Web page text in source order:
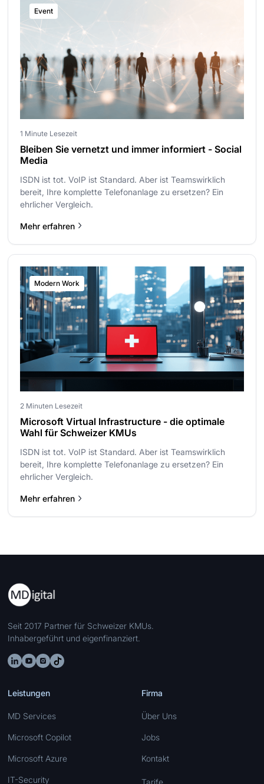
Event
1 Minute Lesezeit
Bleiben Sie vernetzt und immer informiert - Social
Media
ISDN ist tot. VoIP ist Standard. Aber ist Teamswirklich
bereit, Ihre komplette Telefonanlage zu ersetzen? Ein
ehrlicher Vergleich.
Mehr erfahren
Modern Work
2 Minuten Lesezeit
Microsoft Virtual Infrastructure - die optimale
Wahl für Schweizer KMUs
ISDN ist tot. VoIP ist Standard. Aber ist Teamswirklich
bereit, Ihre komplette Telefonanlage zu ersetzen? Ein
ehrlicher Vergleich.
Mehr erfahren
Seit 2017 Partner für Schweizer KMUs.
Inhabergeführt und eigenfinanziert.
Leistungen
MD Services
Microsoft Copilot
Microsoft Azure
IT-Security
Firma
Über Uns
Jobs
Kontakt